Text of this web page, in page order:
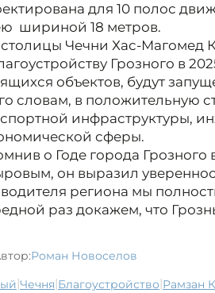
для 10 полос
шириной 18 метров.
Чечни Хас-Магомед
Грозного в
объектов, будут
словам, в положительную
инфраструктуры,
сферы.
о Годе города
он выразил
региона мы
раз докажем, что
Роман Новоселов
| Чечня| благоустройство| Рамзан